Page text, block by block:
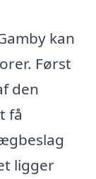
kan
Først
den
få
ligger